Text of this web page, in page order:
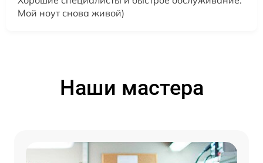
Мой ноут снова живой)
Наши мастера